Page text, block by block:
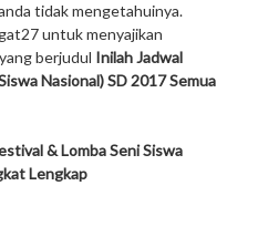
tidak mengetahuinya.
untuk menyajikan
berjudul Inilah Jadwal
Nasional) SD 2017 Semua
& Lomba Seni Siswa
Lengkap